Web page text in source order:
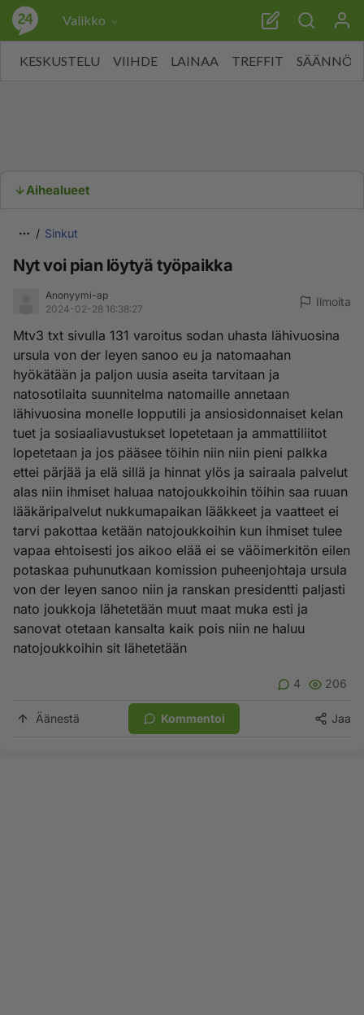
Valikko
KESKUSTELU VIIHDE LAINAA TREFFIT SÄÄNNÖT
Aihealueet
Sinkut
Nyt voi pian löytyä työpaikka
Anonyymi-ap
2024-02-28 16:38:27
Ilmoita
Mtv3 txt sivulla 131 varoitus sodan uhasta lähivuosina
ursula von der leyen sanoo eu ja natomaahan
hyökätään ja paljon uusia aseita tarvitaan ja
natosotilaita suunnitelma natomaille annetaan
lähivuosina monelle lopputili ja ansiosidonnaiset kelan
tuet ja sosiaaliavustukset lopetetaan ja ammattiliitot
lopetetaan ja jos pääsee töihin niin niin pieni palkka
ettei pärjää ja elä sillä ja hinnat ylös ja sairaala palvelut
alas niin ihmiset haluaa natojoukkoihin töihin saa ruuan
lääkäripalvelut nukkumapaikan lääkkeet ja vaatteet ei
tarvi pakottaa ketään natojoukkoihin kun ihmiset tulee
vapaa ehtoisesti jos aikoo elää ei se väöimerkitön eilen
potaskaa puhunutkaan komission puheenjohtaja ursula
von der leyen sanoo niin ja ranskan presidentti paljasti
nato joukkoja lähetetään muut maat muka esti ja
sanovat otetaan kansalta kaik pois niin ne haluu
natojoukkoihin sit lähetetään
4 206
Äänestä Kommentoi Jaa